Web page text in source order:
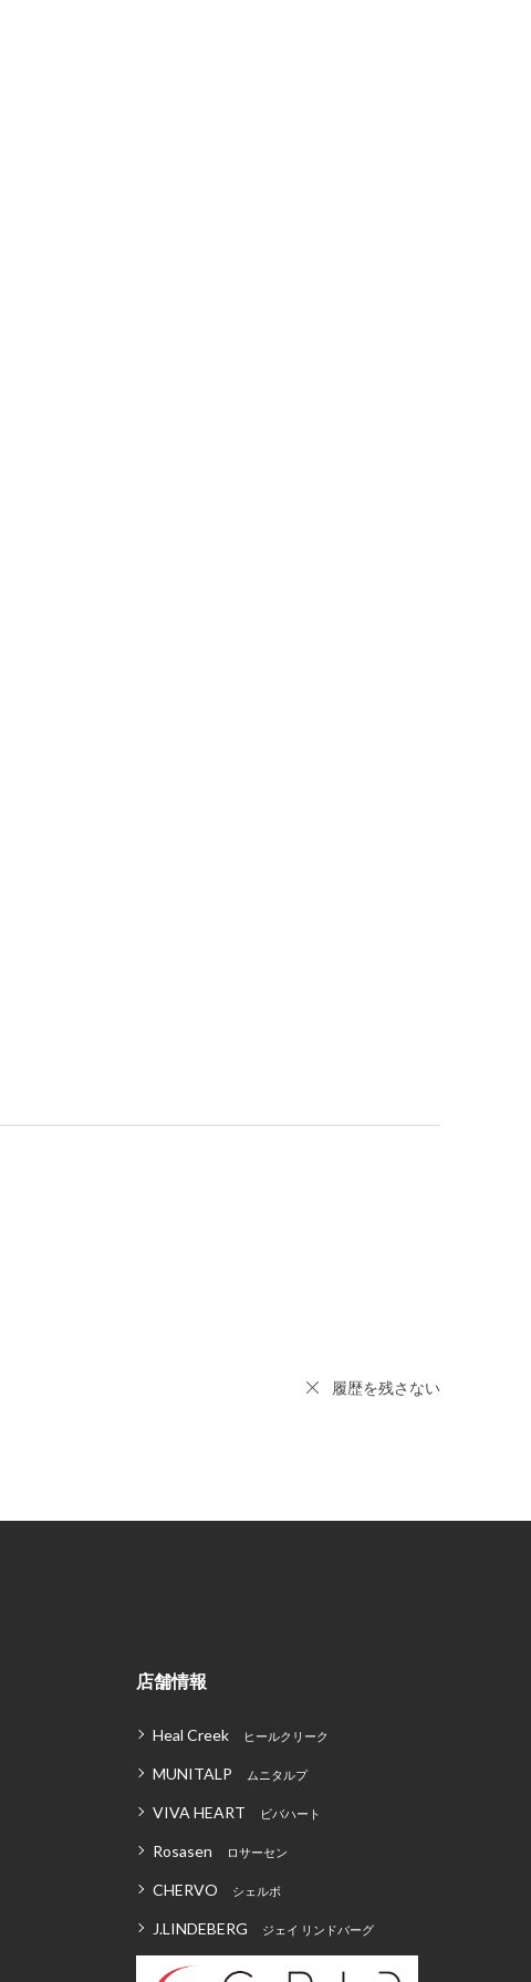
履歴を残さない
店舗情報
Heal Creek ヒールクリーク
MUNITALP ムニタルプ
VIVA HEART ビバハート
Rosasen ロサーセン
CHERVO シェルボ
J.LINDEBERG ジェイ リンドバーグ